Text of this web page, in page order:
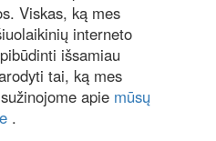
Viskas, ką mes
interneto
išsamiau
tai, ką mes
apie mūsų
.